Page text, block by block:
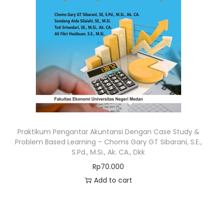
Praktikum Pengantar Akuntansi Dengan Case Study &
Problem Based Learning – Choms Gary GT Sibarani, S.E.,
S.Pd., M.Si., Ak. CA., Dkk
Rp70.000
Add to cart